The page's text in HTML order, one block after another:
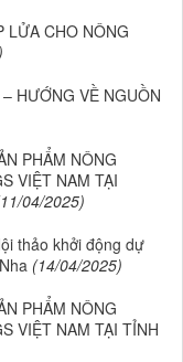
LỬA CHO NÔNG
HƯỚNG VỀ NGUỒN
PHẨM NÔNG
VIỆT NAM TẠI
04/2025)
thảo khởi động dự
(14/04/2025)
PHẨM NÔNG
VIỆT NAM TẠI TỈNH